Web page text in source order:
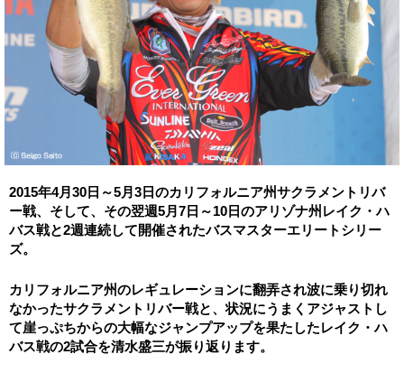
2015年4月30日～5月3日のカリフォルニア州サクラメントリバ
ー戦、そして、その翌週5月7日～10日のアリゾナ州レイク・ハ
バス戦と2週連続して開催されたバスマスターエリートシリー
ズ。
カリフォルニア州のレギュレーションに翻弄され波に乗り切れ
なかったサクラメントリバー戦と、状況にうまくアジャストし
て崖っぷちからの大幅なジャンプアップを果たしたレイク・ハ
バス戦の2試合を清水盛三が振り返ります。